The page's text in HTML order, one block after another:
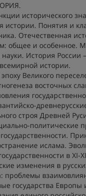
исторического
истории. Понятия и
Отечественная
общее и особенное.
История России –
истории.
Великого
восточных
строя Древней
политические
ислама.
в XI-
изменения в
проблемы
государства Европы